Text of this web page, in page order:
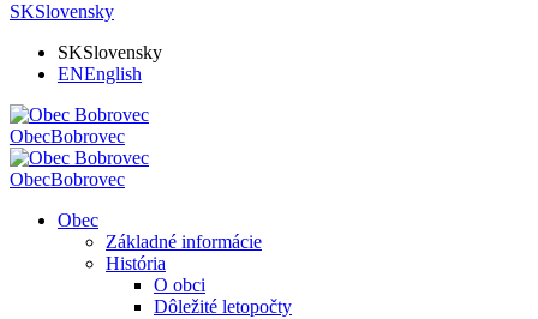
SKSlovensky
SKSlovensky
ENEnglish
ObecBobrovec
ObecBobrovec
Obec
Základné informácie
História
O obci
Dôležité letopočty